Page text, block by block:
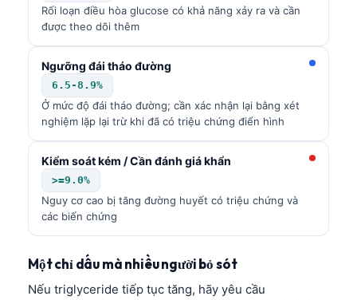
Rối loạn điều hòa glucose có khả năng xảy ra và cần
được theo dõi thêm
Ngưỡng đái tháo đường
6.5-8.9%
Ở mức độ đái tháo đường; cần xác nhận lại bằng xét
nghiệm lặp lại trừ khi đã có triệu chứng điển hình
Kiểm soát kém / Cần đánh giá khẩn
>=9.0%
Nguy cơ cao bị tăng đường huyết có triệu chứng và
các biến chứng
Một chỉ dấu mà nhiều người bỏ sót
Nếu triglyceride tiếp tục tăng, hãy yêu cầu